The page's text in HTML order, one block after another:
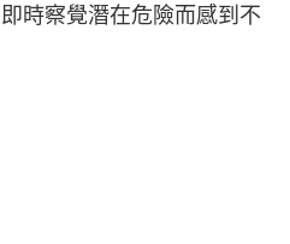
時察覺潛在危險而感到不